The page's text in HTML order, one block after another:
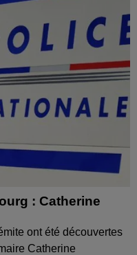
: Catherine
ont été découvertes
Catherine